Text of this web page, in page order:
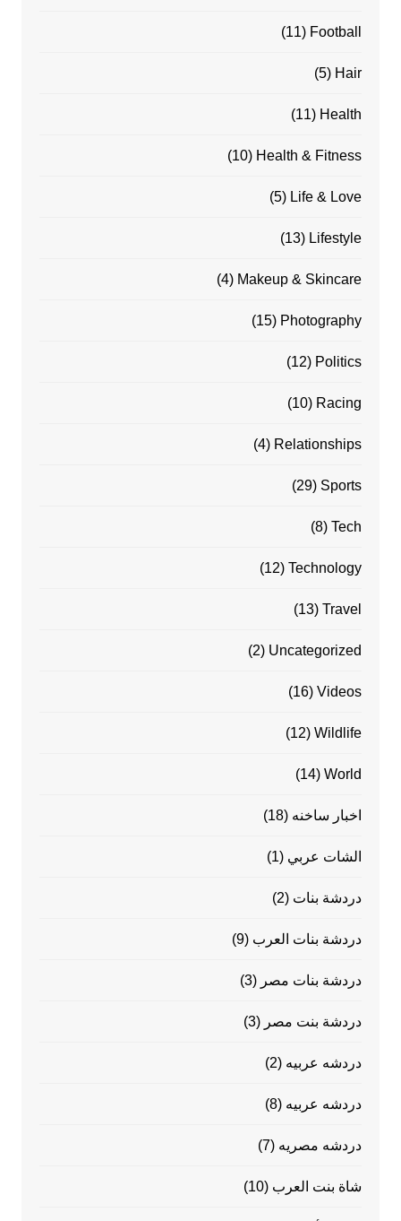
Football
(11)
Hair
(5)
Health
(11)
Health & Fitness
(10)
Life & Love
(5)
Lifestyle
(13)
Makeup & Skincare
(4)
Photography
(15)
Politics
(12)
Racing
(10)
Relationships
(4)
Sports
(29)
Tech
(8)
Technology
(12)
Travel
(13)
Uncategorized
(2)
Videos
(16)
Wildlife
(12)
World
(14)
اخبار ساخنه (18)
الشات عربي (1)
دردشة بنات (2)
دردشة بنات العرب (9)
دردشة بنات مصر (3)
دردشة بنت مصر (3)
دردشه عربيه (2)
دردشه عربيه (8)
دردشه مصريه (7)
شاة بنت العرب (10)